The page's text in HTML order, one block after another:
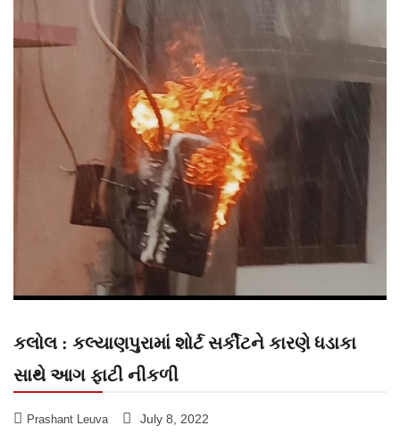
કલોલ : કલ્યાણપુરામાં શોર્ટ સર્કીટને કારણે ધડાકા
સાથે આગ ફાટી નીકળી
Prashant Leuva July 8, 2022